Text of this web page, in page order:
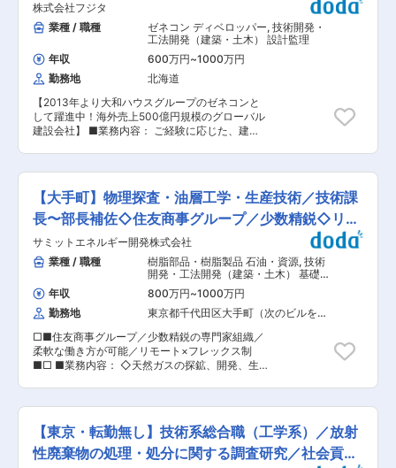
30H以内でワークライフバランスがとりやすいで
す。 ・住宅手当制度、寮社宅制度があるので安心
して就業していただくことができます。 ■当社に
ついて： ・当社はゼネコンの中でも、港湾・護岸
工事、海底トンネル工事などの海洋土木に特化し
た「マリコン」企業で、業界では3本の指に入る
最大手の企業です。 ・本州四国連絡橋・関西国際
空港・東京湾横断道路・中部国際空港など、人々
の生活や産業で活躍する様々なビッグプロジェク
業としての地位を確立しており、生産・物流・教
育・文化・商業・医療・福祉施設、マンション等
す。
ます。 ■業務内容： ・土木・建築現場からの地
盤工学的な技術相談・課題対応 ・地盤改良、基
礎、支持力評価、安定検討などの技術検討 ・地盤
分野における研究開発テーマの立案・推進 ・研究
成果の現場適用、技術標準化 など ※担当割合は現
場支援：約50％ 研究：約50％ を想定 ※ご経験に
応じて、学協会活動・技術発信もお任せします ■
当社の特徴 （1）土木分野の強み 海洋土木は浚渫
船などの特殊作業船を必要とすることから、いわ
ゆる陸上での建設工事を手掛ける大手ゼネコンが
容易には参入できない高い専門性を必要としま
リコン企業の立ち位置を築いています。 （2）建
築分野の強み PFI（斎場・給食センター）で約
20％のシェアを誇り、公共性の高い領域で高評価
を獲得。冷蔵倉庫でも結露・温度保持など高度な
技術課題を解決し、物流施設でも独自の強みを確
立しています。大型物流施設は技術難度が高く、
競争優位性を発揮しています。 ■働きやすさ 当
社は、年間休日124日・土日祝休み・残業月30時
間以内、月8回までリモートワーク活用可など、
建設業界でもトップクラスの働きやすさを実現し
ています。外部コンサルと連携した改善により、
現場ごとの残業削減も進んでいます。 ■当社につ
いて： 港湾・護岸工事や海底トンネルなど海洋土
トップクラスの規模を誇ります。2025年3月期に
は売上高3,304億円・営業利益206億円と堅調に
等物400億円超と財務基盤も非常に安定していま
す。ROE14.7％と収益性も高く、長期的に安心し
て働ける経営基盤を備えた企業です。
ープ
株式会社フジタ
業種 / 職種
ゼネコン ディベロッパー, 技術開発・
工法開発（建築・土木） 設計監理
年収
600万円~1000万円
勤務地
北海道
【2013年より大和ハウスグループのゼネコンと
して躍進中！海外売上500億円規模のグローバル
建設会社】 ■業務内容： ご経験に応じた、建
地造成/プラント）をお任せします。 応募書類や
面接を通じて想定ポジションを決定していきま
す。 ■残業時間抑制への取り組み： ・PCのシャ
ットダウン（上長へ残業申請し、承認されなけれ
ばPCが強制シャットダウンします。） ・水曜日
はノー残業デーの取り組みもございます。 ・現場
の業務負担の軽減 └現場業務の一部を内勤が担当
し、現場の業務負担を減らす取り組みしていま
す。 ・BIMの推進⇒作業の効率化 ほぼ100％BIM
をつかって、設計、施工しているため、現場への
もどりも減り、効率良く業務遂行が可能になって
おります。 ■同社の魅力： 【大和ハウスグルー
プの準大手ゼネコン】2020年に売上高5,208億に
達し、社員数3,369人を誇る準大手ゼネコンで
す。2015年には、大和ハウス工業株式会社の完全
子会社となり、グループ力を得て、優れた技術の
ら海外事業を展開し、その歴史から、中国、韓
国、メキシコにおいて日系ゼネコントップクラス
のシェアです。また、直近では、ドバイ支店を設
【大手町】物理探査・油層工学・生産技術／技術課
長〜部長補佐◇住友商事グループ／少数精鋭◇リモ
ート可
サミットエネルギー開発株式会社
業種 / 職種
樹脂部品・樹脂製品 石油・資源, 技術
開発・工法開発（建築・土木） 基礎・
応用研究（有機）
年収 800万円~1000万円
勤務地
東京都千代田区大手町（次のビルを除
□■住友商事グループ／少数精鋭の専門家組織／
柔軟な働き方が可能／リモート×フレックス制
■□ ■業務内容： ◇天然ガスの探鉱、開発、生産
る技術評価 ■業務詳細： （1）物理探査
（Geophysics） ・地震探査（反射法・屈折
法） ・重力探査・磁気探査 ・地下構造
解析、貯留層評価 （2）油層工学（Reservoir
Engineering） ・貯留層シミュレーション
【東京・転勤無し】技術系総合職（工学系）／放射
性廃棄物の処理・処分に関する調査研究／社会貢献